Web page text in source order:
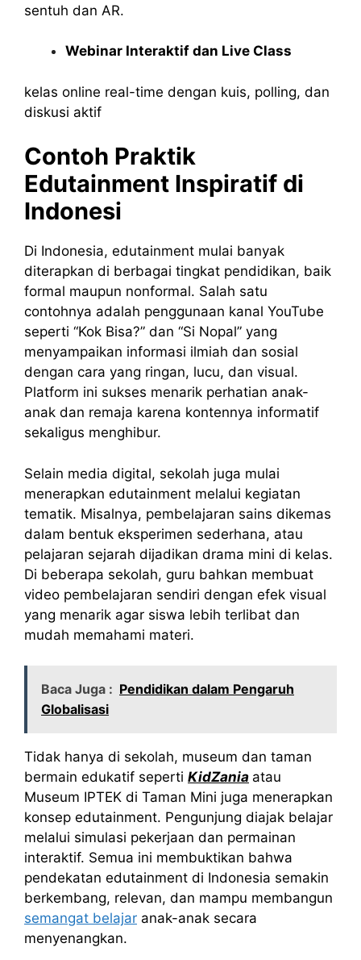
sentuh dan AR.
Webinar Interaktif dan Live Class
kelas online real-time dengan kuis, polling, dan
diskusi aktif
Contoh Praktik
Edutainment Inspiratif di
Indonesi
Di Indonesia, edutainment mulai banyak
diterapkan di berbagai tingkat pendidikan, baik
formal maupun nonformal. Salah satu
contohnya adalah penggunaan kanal YouTube
seperti “Kok Bisa?” dan “Si Nopal” yang
menyampaikan informasi ilmiah dan sosial
dengan cara yang ringan, lucu, dan visual.
Platform ini sukses menarik perhatian anak-
anak dan remaja karena kontennya informatif
sekaligus menghibur.
Selain media digital, sekolah juga mulai
menerapkan edutainment melalui kegiatan
tematik. Misalnya, pembelajaran sains dikemas
dalam bentuk eksperimen sederhana, atau
pelajaran sejarah dijadikan drama mini di kelas.
Di beberapa sekolah, guru bahkan membuat
video pembelajaran sendiri dengan efek visual
yang menarik agar siswa lebih terlibat dan
mudah memahami materi.
Baca Juga : Pendidikan dalam Pengaruh
Globalisasi
Tidak hanya di sekolah, museum dan taman
bermain edukatif seperti KidZania atau
Museum IPTEK di Taman Mini juga menerapkan
konsep edutainment. Pengunjung diajak belajar
melalui simulasi pekerjaan dan permainan
interaktif. Semua ini membuktikan bahwa
pendekatan edutainment di Indonesia semakin
berkembang, relevan, dan mampu membangun
semangat belajar anak-anak secara
menyenangkan.